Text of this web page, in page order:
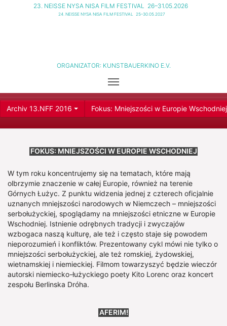
23. NEISSE NYSA NISA FILM FESTIVAL 26–31.05.2026
24. NEISSE NYSA NISA FILM FESTIVAL 25–30.05.2027
ORGANIZATOR: KUNSTBAUERKINO E.V.
Archiv 13.NFF 2016 Fokus: Mniejszości w Europie Wschodniej
FOKUS: MNIEJSZOŚCI W EUROPIE WSCHODNIEJ
W tym roku koncentrujemy się na tematach, które mają
olbrzymie znaczenie w całej Europie, również na terenie
Górnych Łużyc. Z punktu widzenia jednej z czterech oficjalnie
uznanych mniejszości narodowych w Niemczech – mniejszości
serbołużyckiej, spoglądamy na mniejszości etniczne w Europie
Wschodniej. Istnienie odrębnych tradycji i zwyczajów
wzbogaca naszą kulturę, ale też i często staje się powodem
nieporozumień i konfliktów. Prezentowany cykl mówi nie tylko o
mniejszości serbołużyckiej, ale też romskiej, żydowskiej,
wietnamskiej i niemieckiej. Filmom towarzyszyć będzie wieczór
autorski niemiecko-łużyckiego poety Kito Lorenc oraz koncert
zespołu Berlinska Dróha.
AFERIM!